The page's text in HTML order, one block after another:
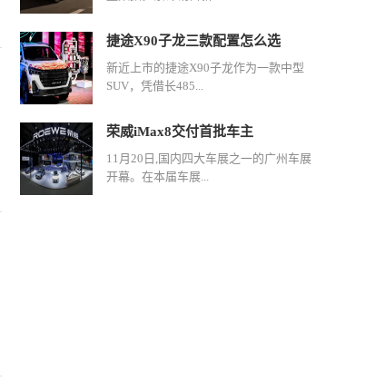
捷途X90子龙三款配置怎么选
新近上市的捷途X90子龙作为一款中型
SUV，凭借长485...
荣威iMax8交付首批车主
11月20日,国内四大车展之一的广州车展
开幕。在本届车展...